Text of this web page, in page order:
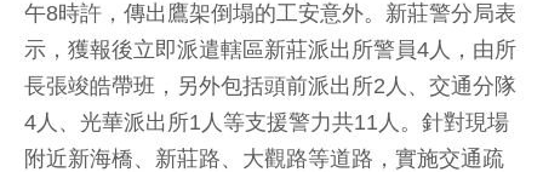
午8時許，傳出鷹架倒塌的工安意外。新莊警分局表
示，獲報後立即派遣轄區新莊派出所警員4人，由所
長張竣皓帶班，另外包括頭前派出所2人、交通分隊
4人、光華派出所1人等支援警力共11人。針對現場
附近新海橋、新莊路、大觀路等道路，實施交通疏